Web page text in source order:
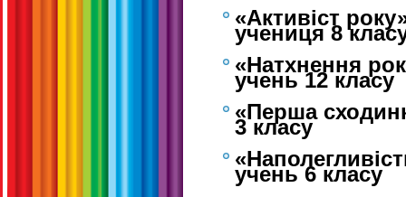
«Активіст
учениця 8
«Натхнення
учень 12 класу
«Перша
3 класу
учень 6 класу